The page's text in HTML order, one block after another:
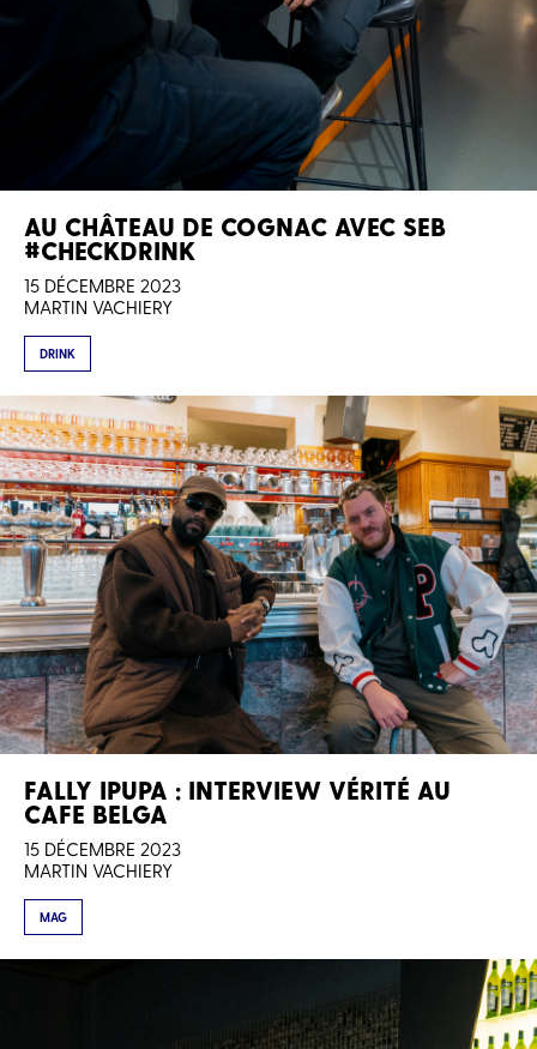
AU CHÂTEAU DE COGNAC AVEC SEB
#CHECKDRINK
15 DÉCEMBRE 2023
MARTIN VACHIERY
DRINK
FALLY IPUPA : INTERVIEW VÉRITÉ AU
CAFE BELGA
15 DÉCEMBRE 2023
MARTIN VACHIERY
MAG